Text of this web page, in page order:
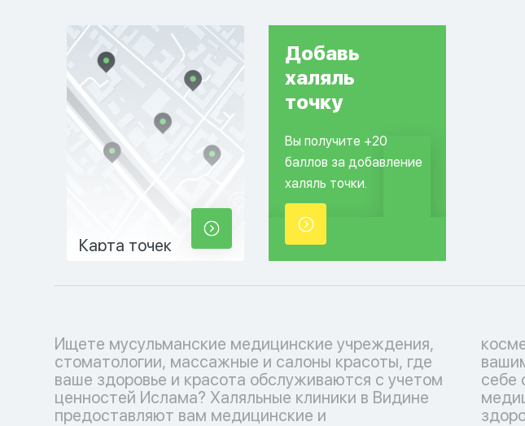
Карта точек
Добавь
халяль
точку
Вы получите +20
баллов за добавление
халяль точки.
Ищете мусульманские медицинские учреждения,
стоматологии, массажные и салоны красоты, где
ваше здоровье и красота обслуживаются с учетом
ценностей Ислама? Халяльные клиники в Видине
предоставляют вам медицинские и
косметологические услуги, соответствующие
вашим религиозным убеждениям. Позаботьтесь о
себе с уважением к вашим традициям. Перечень
медицинских учреждений ждет вас – ваше